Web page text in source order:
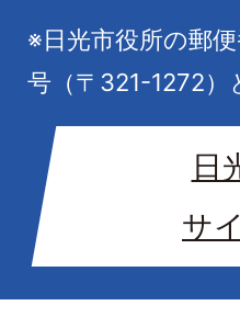
※日光市役所の郵
号（〒321-1272）
日
サ